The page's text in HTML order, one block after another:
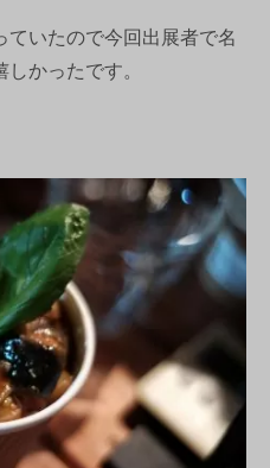
いたので今回出展者で名
かったです。